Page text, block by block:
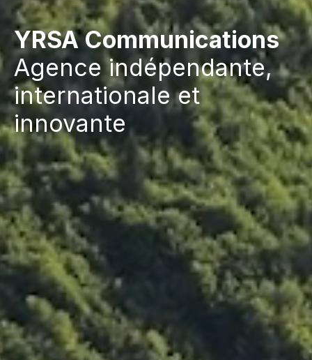
YRSA Communications
Agence indépendante,
internationale et
innovante